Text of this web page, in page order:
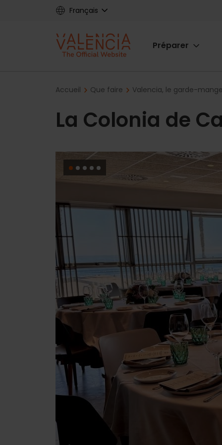
Français
Main
Préparer
Breadcrumb
Accueil Que faire Valencia, le garde-
La Colonia de